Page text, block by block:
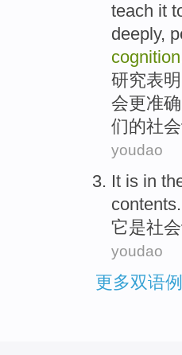
teach it
deeply,
cognition
研究表明
会更准确
们的社会
youdao
It is in
contents.
它是社会
youdao
更多双语